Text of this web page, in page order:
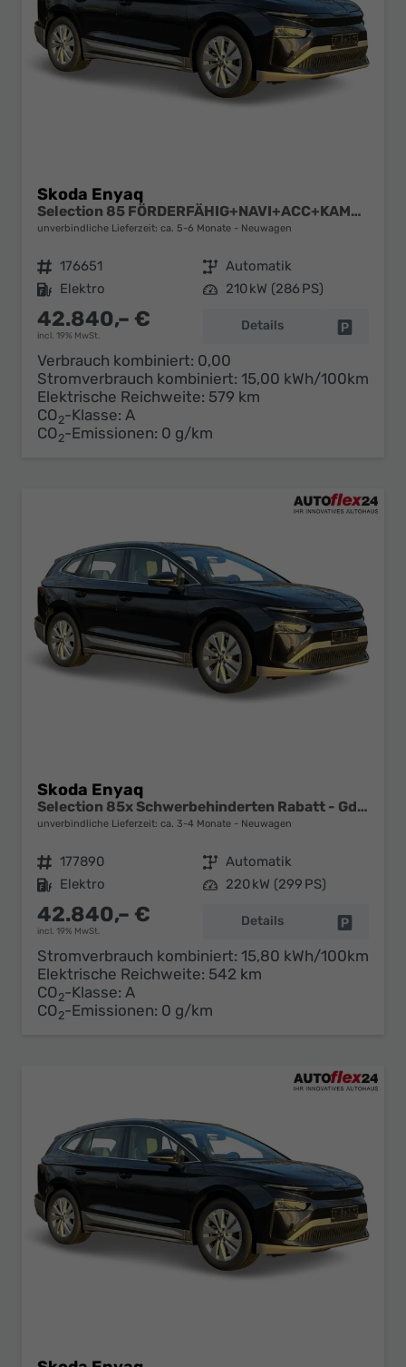
Skoda Enyaq
Selection 85 FÖRDERFÄHIG+NAVI+ACC+KAMERA+SHZ+LED+19" ALU
unverbindliche Lieferzeit: ca. 5-6 Monate Neuwagen
Fahrzeugnr. 176651 Getriebe Automatik
Kraftstoff Elektro Leistung 210 kW (286 PS)
42.840,– €
incl. 19% MwSt.
Details
Verbrauch kombiniert: 0,00
Stromverbrauch kombiniert: 15,00 kWh/100km
Elektrische Reichweite: 579 km
CO2-Klasse: A
CO2-Emissionen: 0 g/km
Skoda Enyaq
Selection 85x Schwerbehinderten Rabatt - GdB 50% FÖRDERFÄHIG
unverbindliche Lieferzeit: ca. 3-4 Monate Neuwagen
Fahrzeugnr. 177890 Getriebe Automatik
Kraftstoff Elektro Leistung 220 kW (299 PS)
42.840,– €
incl. 19% MwSt.
Details
Stromverbrauch kombiniert: 15,80 kWh/100km
Elektrische Reichweite: 542 km
CO2-Klasse: A
CO2-Emissionen: 0 g/km